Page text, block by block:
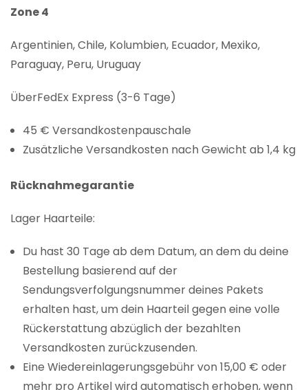
Zone 4
Argentinien, Chile, Kolumbien, Ecuador, Mexiko,
Paraguay, Peru, Uruguay
ÜberFedEx Express (3-6 Tage)
45 € Versandkostenpauschale
Zusätzliche Versandkosten nach Gewicht ab 1,4 kg
Rücknahmegarantie
Lager Haarteile:
Du hast 30 Tage ab dem Datum, an dem du deine
Bestellung basierend auf der
Sendungsverfolgungsnummer deines Pakets
erhalten hast, um dein Haarteil gegen eine volle
Rückerstattung abzüglich der bezahlten
Versandkosten zurückzusenden.
Eine Wiedereinlagerungsgebühr von 15,00 € oder
mehr pro Artikel wird automatisch erhoben, wenn